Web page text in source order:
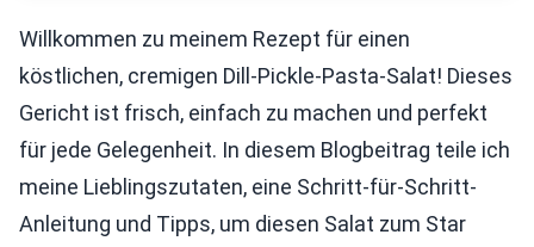
Willkommen zu meinem Rezept für einen
köstlichen, cremigen Dill-Pickle-Pasta-Salat! Dieses
Gericht ist frisch, einfach zu machen und perfekt
für jede Gelegenheit. In diesem Blogbeitrag teile ich
meine Lieblingszutaten, eine Schritt-für-Schritt-
Anleitung und Tipps, um diesen Salat zum Star